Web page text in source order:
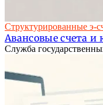
Структурированные э-
Авансовые счета
Служба